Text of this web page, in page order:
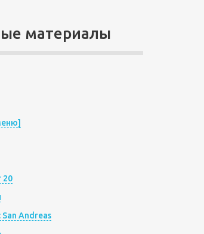
материалы
20
Andreas